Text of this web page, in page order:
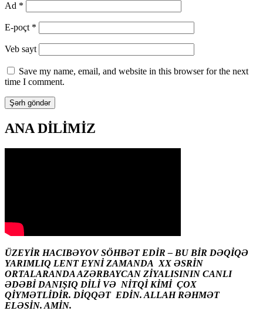
Ad *
E-poçt *
Veb sayt
Save my name, email, and website in this browser for the next
time I comment.
ANA DİLİMİZ
ÜZEYİR HACIBƏYOV SÖHBƏT EDİR – BU BİR DƏQİQƏ
YARIMLIQ LENT EYNİ ZAMANDA XX ƏSRİN
ORTALARANDA AZƏRBAYCAN ZİYALISININ CANLI
ƏDƏBİ DANIŞIQ DİLİ VƏ NİTQİ KİMİ ÇOX
QİYMƏTLİDİR. DİQQƏT EDİN. ALLAH RƏHMƏT
ELƏSİN. AMİN.